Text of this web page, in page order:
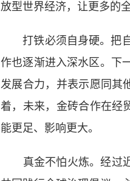
放型世界经济，让更多的
打铁必须自身硬。把自
作也逐渐进入深水区。下
发展合力，并表示愿同其
着，未来，金砖合作在经
能更足、影响更大。
真金不怕火炼。经过近